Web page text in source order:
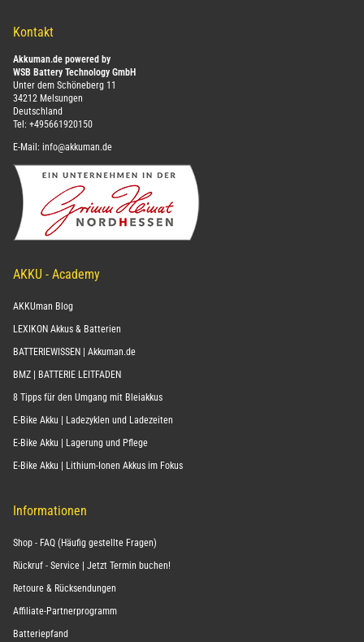
Kontakt
Akkuman.de powered by
WSB Battery Technology GmbH
Unter dem Schöneberg 11
34212 Melsungen
Deutschland
Tel: +495661920150
E-Mail: info@akkuman.de
AKKU - Academy
AKKUman Blog
LEXIKON Akkus & Batterien
BATTERIEWISSEN | Akkuman.de
BMZ | BATTERIE LEITFADEN
8 Tipps für den Umgang mit Bleiakkus
E-Bike Akku | Ladezyklen und Ladezeiten
E-Bike Akku | Lagerung und Pflege
E-Bike Akku | Lithium-Ionen Akkus im Fokus
Informationen
Shop - FAQ (Häufig gestellte Fragen)
Rückruf - Service | Jetzt Termin buchen!
Retoure & Rücksendungen
Affiliate-Partnerprogramm
Batteriepfand